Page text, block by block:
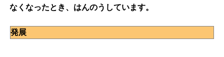
なくなったとき、はんのうしています。
発展